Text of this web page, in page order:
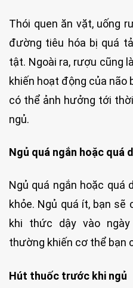
Thói quen ăn vặt, uống
đường tiêu hóa bị quá
tật. Ngoài ra, rượu cũng
khiến hoạt động của não
có thể ảnh hưởng tới
ngủ.
Ngủ quá ngắn hoặc quá
Ngủ quá ngắn hoặc quá
khỏe. Ngủ quá ít, bạn
khi thức dậy vào
thường khiến cơ thể bạn
Hút thuốc trước khi ngủ